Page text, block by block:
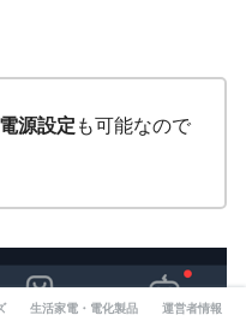
源設定 も可能なので
生活家電・電化製品 運営者情報